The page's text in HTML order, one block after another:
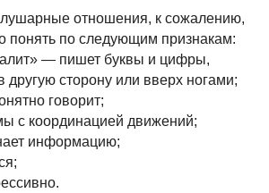
отношения, к сожалению,
по следующим признакам:
— пишет буквы и цифры,
другую сторону или вверх ногами;
говорит;
с координацией движений;
информацию;